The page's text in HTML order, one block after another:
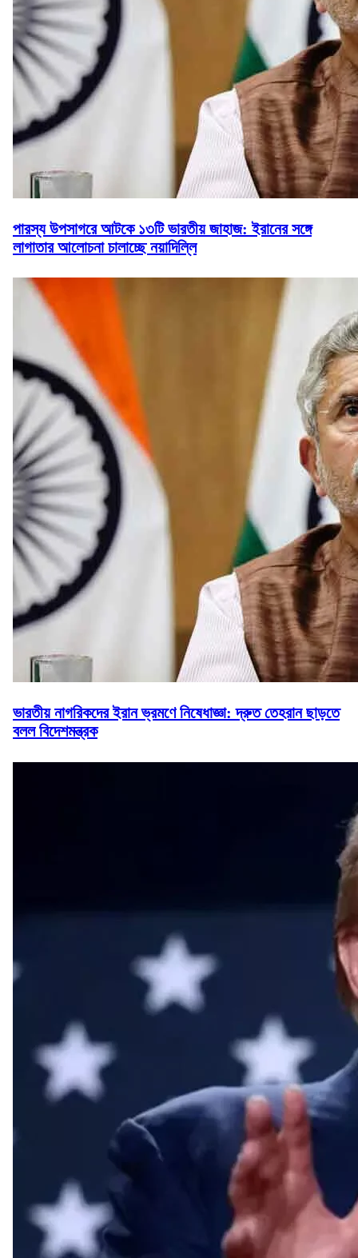
পারস্য উপসাগরে আটকে ১৩টি ভারতীয় জাহাজ: ইরানের সঙ্গে
লাগাতার আলোচনা চালাচ্ছে নয়াদিল্লি
ভারতীয় নাগরিকদের ইরান ভ্রমণে নিষেধাজ্ঞা: দ্রুত তেহরান ছাড়তে
বলল বিদেশমন্ত্রক